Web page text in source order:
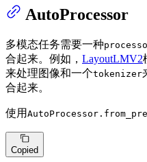
AutoProcessor
多模态任务需要一种
合起来。例如， LayoutLMV2
来处理图像和一个tokenizer
合起来。
使用
Copied